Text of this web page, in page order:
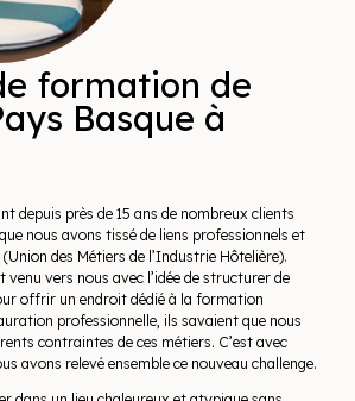
formation de
Basque à
depuis près de 15 ans de nombreux clients
nous avons tissé de liens professionnels et
des Métiers de l’Industrie Hôtelière).
venu vers nous avec l’idée de structurer de
offrir un endroit dédié à la formation
professionnelle, ils savaient que nous
contraintes de ces métiers. C’est avec
avons relevé ensemble ce nouveau challenge.